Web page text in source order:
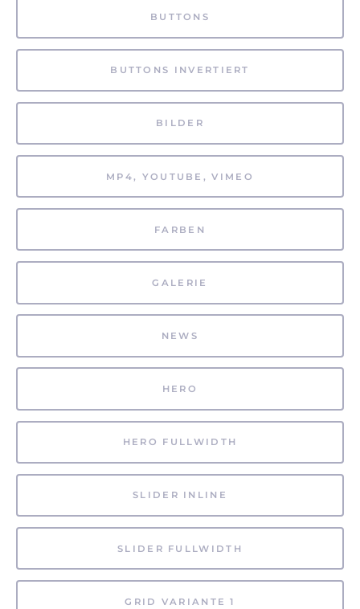
BUTTONS
BUTTONS INVERTIERT
BILDER
MP4, YOUTUBE, VIMEO
FARBEN
GALERIE
NEWS
HERO
HERO FULLWIDTH
SLIDER INLINE
SLIDER FULLWIDTH
GRID VARIANTE 1